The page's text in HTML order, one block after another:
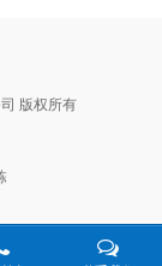
版权所有